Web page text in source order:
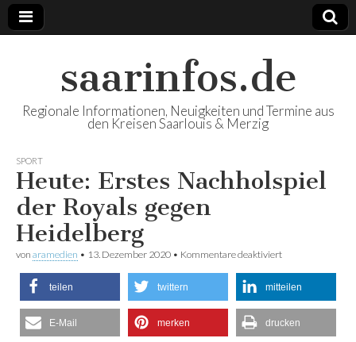
saarinfos.de
Regionale Informationen, Neuigkeiten und Termine aus
den Kreisen Saarlouis & Merzig
SPORT
Heute: Erstes Nachholspiel
der Royals gegen
Heidelberg
von aramedien • 13. Dezember 2020 • Kommentare deaktiviert
Heidelberg
teilen twittern mitteilen
E-Mail merken drucken